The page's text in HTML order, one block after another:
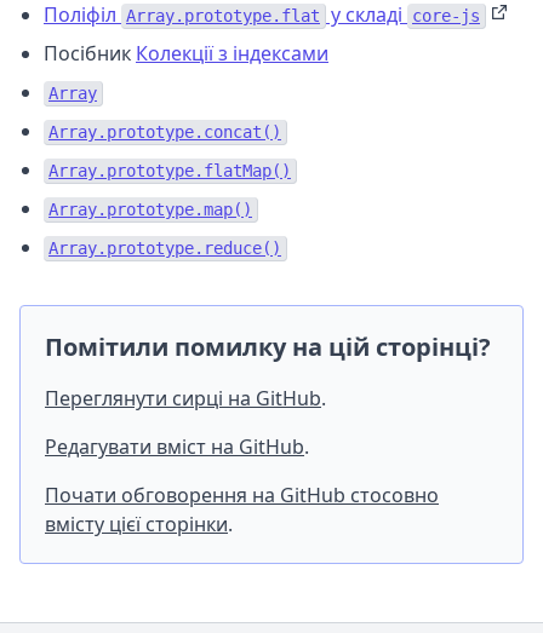
Поліфіл Array.prototype.flat у складі core-js
Посібник Колекції з індексами
Array
Array.prototype.concat()
Array.prototype.flatMap()
Array.prototype.map()
Array.prototype.reduce()
Помітили помилку на цій сторінці?
Переглянути сирці на GitHub.
Редагувати вміст на GitHub.
Почати обговорення на GitHub стосовно
вмісту цієї сторінки.